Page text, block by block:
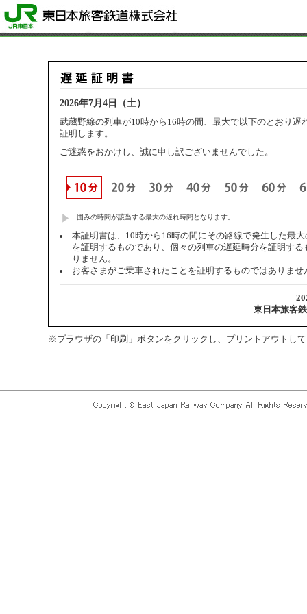
2026年7月4日（土）
武蔵野線の列車が10時から16時の間、最大で以下のとおり遅
証明します。
ご迷惑をおかけし、誠に申し訳ございませんでした。
囲みの時間が該当する最大の遅れ時間となります。
本証明書は、10時から16時の間にその路線で発生した最
を証明するものであり、個々の列車の遅延時分を証明する
りません。
お客さまがご乗車されたことを証明するものではありませ
東日本旅客
※ブラウザの「印刷」ボタンをクリックし、プリントアウトし